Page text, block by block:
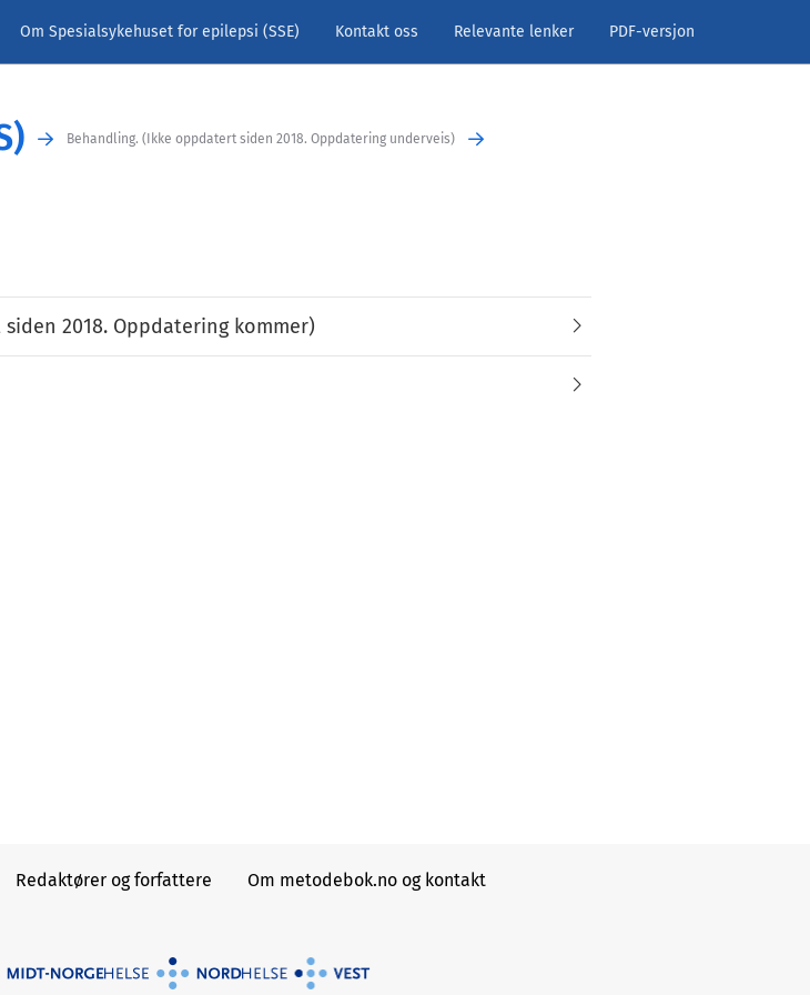
Om Spesialsykehuset for epilepsi (SSE) Kontakt oss Relevante lenker PDF-versjon
Behandling. (Ikke oppdatert siden 2018. Oppdatering underveis)
2018. Oppdatering kommer)
Redaktører og forfattere Om metodebok.no og kontakt